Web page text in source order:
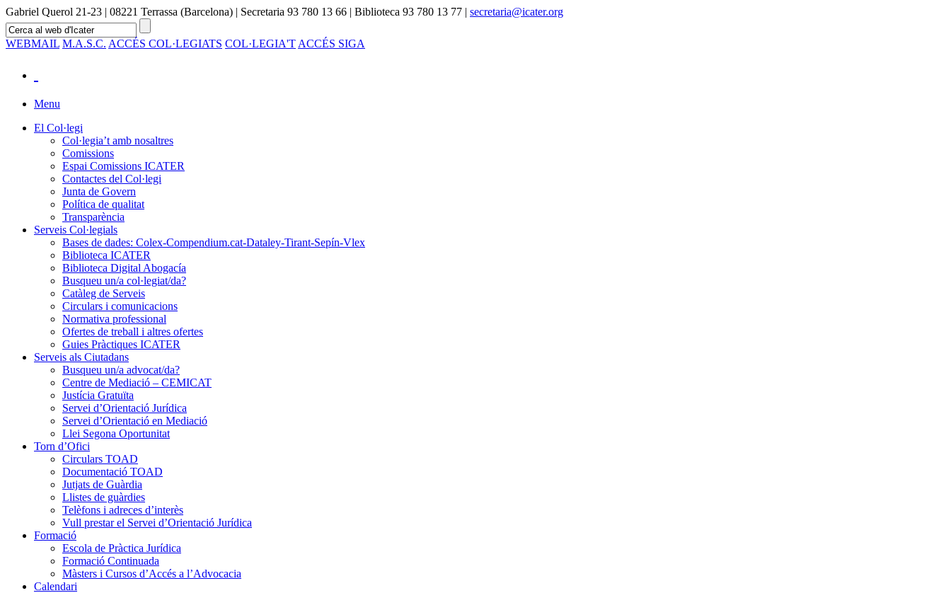
Gabriel Querol 21-23 | 08221 Terrassa (Barcelona) | Secretaria 93 780 13 66 | Biblioteca 93 780 13 77 | secretaria@icater.org
WEBMAIL M.A.S.C. ACCÉS COL·LEGIATS COL·LEGIA'T ACCÉS SIGA
Menu
El Col·legi
Col·legia’t amb nosaltres
Comissions
Espai Comissions ICATER
Contactes del Col·legi
Junta de Govern
Política de qualitat
Transparència
Serveis Col·legials
Bases de dades: Colex-Compendium.cat-Dataley-Tirant-Sepín-Vlex
Biblioteca ICATER
Biblioteca Digital Abogacía
Busqueu un/a col·legiat/da?
Catàleg de Serveis
Circulars i comunicacions
Normativa professional
Ofertes de treball i altres ofertes
Guies Pràctiques ICATER
Serveis als Ciutadans
Busqueu un/a advocat/da?
Centre de Mediació – CEMICAT
Justícia Gratuïta
Servei d’Orientació Jurídica
Servei d’Orientació en Mediació
Llei Segona Oportunitat
Torn d’Ofici
Circulars TOAD
Documentació TOAD
Jutjats de Guàrdia
Llistes de guàrdies
Telèfons i adreces d’interès
Vull prestar el Servei d’Orientació Jurídica
Formació
Escola de Pràctica Jurídica
Formació Continuada
Màsters i Cursos d’Accés a l’Advocacia
Calendari